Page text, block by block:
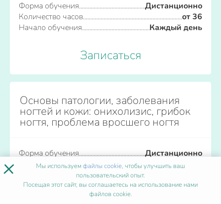
Форма обучения
Дистанционно
Количество часов
от 36
Начало обучения
Каждый день
Записаться
Основы патологии, заболевания
ногтей и кожи: онихолизис, грибок
ногтя, проблема вросшего ногтя
Форма обучения
Дистанционно
Количество часов
от 36
Начало обучения
× Мы используемфайлы cookie, чтобы улучшить ваш
пользовательский опыт.
Посещая этот сайт, вы соглашаетесь на использование нами
файлов cookie.